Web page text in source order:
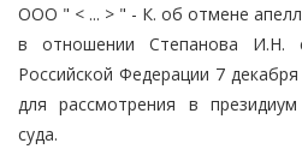
ООО " < ... > " - К. об отмене
в отношении Степанова И.Н.
Российской Федерации 7
для рассмотрения в
суда.